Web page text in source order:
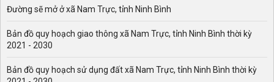
Đường sẽ mở ở xã Nam Trực, tỉnh Ninh Bình
Bản đồ quy hoạch giao thông xã Nam Trực, tỉnh Ninh Bình thời kỳ
2021 - 2030
Bản đồ quy hoạch sử dụng đất xã Nam Trực, tỉnh Ninh Bình thời kỳ